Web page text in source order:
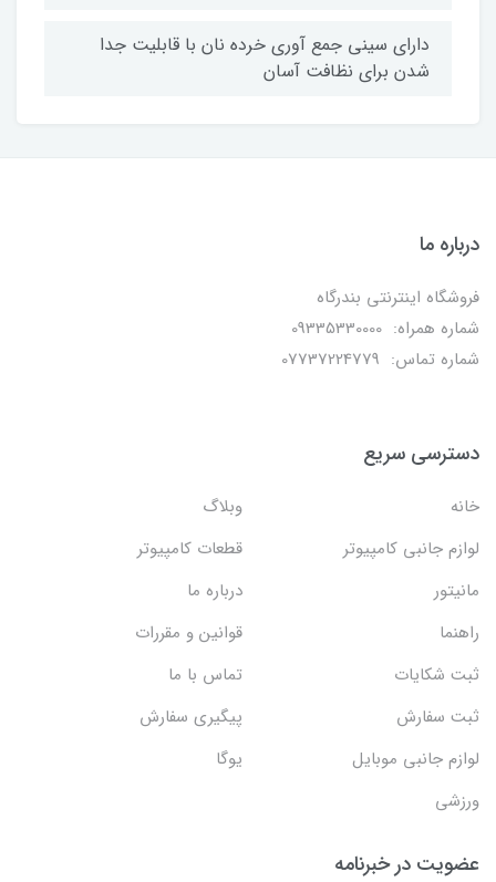
دارای سینی جمع آوری خرده نان با قابلیت جدا
شدن برای نظافت آسان
درباره ما
فروشگاه اینترنتی بندرگاه
شماره همراه: 09335330000
شماره تماس: 07737224779
دسترسی سریع
خانه
وبلاگ
لوازم جانبی کامپیوتر
قطعات کامپیوتر
مانیتور
درباره ما
راهنما
قوانین و مقررات
ثبت شکایات
تماس با ما
ثبت سفارش
پیگیری سفارش
لوازم جانبی موبایل
یوگا
ورزشی
عضویت در خبرنامه